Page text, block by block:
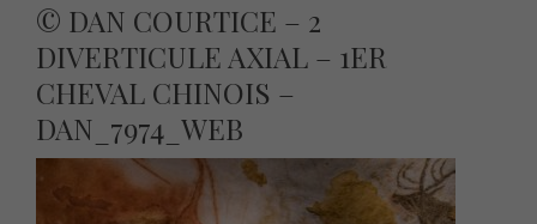
© DAN COURTICE – 2
DIVERTICULE AXIAL – 1ER
CHEVAL CHINOIS –
DAN_7974_WEB